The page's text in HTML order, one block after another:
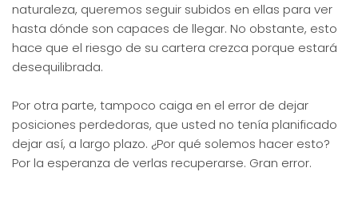
naturaleza, queremos seguir subidos en ellas para ver
hasta dónde son capaces de llegar. No obstante, esto
hace que el riesgo de su cartera crezca porque estará
desequilibrada.
Por otra parte, tampoco caiga en el error de dejar
posiciones perdedoras, que usted no tenía planificado
dejar así, a largo plazo. ¿Por qué solemos hacer esto?
Por la esperanza de verlas recuperarse. Gran error.